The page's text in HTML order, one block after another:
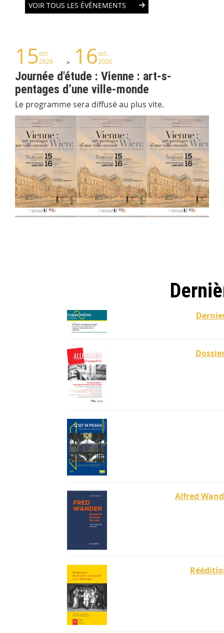
VOIR TOUS LES ÉVÉNEMENTS
15oct.
2026
16oct.
2026
Journée d'étude : Vienne : art-s-
pentages d’une ville-monde
Le programme sera diffusé au plus vite.
Alfred